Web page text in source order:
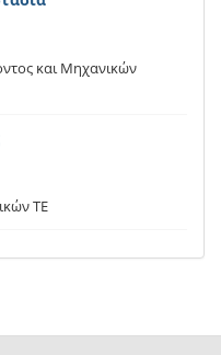
και Μηχανικών
ΤΕ